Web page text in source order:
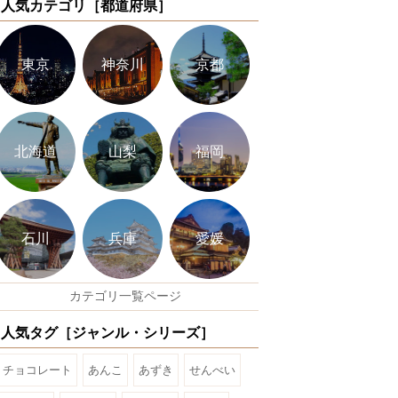
人気カテゴリ［都道府県］
東京 神奈川 京都
北海道 山梨 福岡
石川 兵庫 愛媛
カテゴリ一覧ページ
人気タグ［ジャンル・シリーズ］
チョコレート あんこ あずき せんべい